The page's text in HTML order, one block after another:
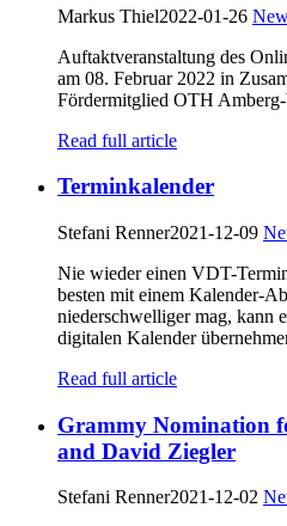
Markus Thiel2022-01-26
Auftaktveranstaltung des
am 08. Februar 2022 in
Fördermitglied OTH
Read full article
Terminkalender
Stefani Renner2021-12-09
Nie wieder einen VDT-
besten mit einem Kalender-
niederschwelliger mag, kann
digitalen Kalender
Read full article
Grammy Nomination
and David Ziegler
Stefani Renner2021-12-02